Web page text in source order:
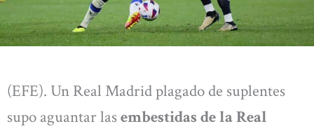
(EFE). Un Real Madrid plagado de suplentes
supo aguantar lasembestidas de la Real